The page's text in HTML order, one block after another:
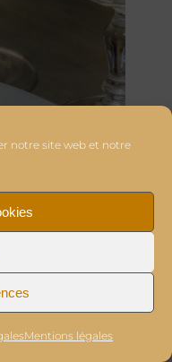
notre site web et notre
Mentions légales